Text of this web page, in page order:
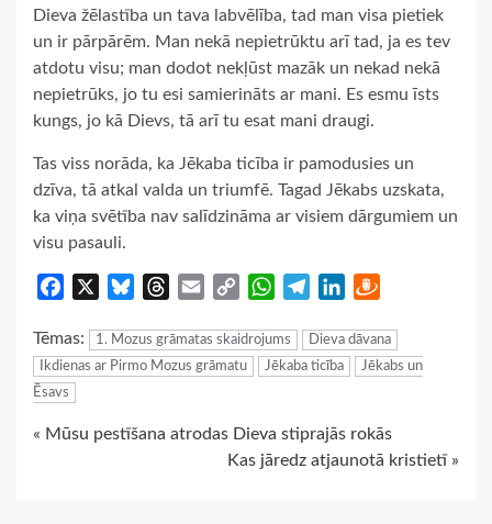
Dieva žēlastība un tava labvēlība, tad man visa pietiek
un ir pārpārēm. Man nekā nepietrūktu arī tad, ja es tev
atdotu visu; man dodot nekļūst mazāk un nekad nekā
nepietrūks, jo tu esi samierināts ar mani. Es esmu īsts
kungs, jo kā Dievs, tā arī tu esat mani draugi.
Tas viss norāda, ka Jēkaba ticība ir pamodusies un
dzīva, tā atkal valda un triumfē. Tagad Jēkabs uzskata,
ka viņa svētība nav salīdzināma ar visiem dārgumiem un
visu pasauli.
Facebook BlueskyThreads
Email
Copy
WhatsApp
TelegramLinkedIn
Tēmas: 1. Mozus grāmatas skaidrojums
Dieva dāvana
Ikdienas ar Pirmo Mozus grāmatu
Jēkaba ticība
Jēkabs un
Ēsavs
Continue
« Mūsu pestīšana atrodas Dieva stiprajās rokās
Kas jāredz atjaunotā kristietī »